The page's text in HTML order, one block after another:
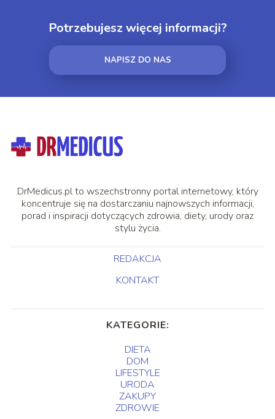
Potrzebujesz więcej informacji?
NAPISZ DO NAS
DrMedicus.pl to wszechstronny portal internetowy, który
koncentruje się na dostarczaniu najnowszych informacji,
porad i inspiracji dotyczących zdrowia, diety, urody oraz
stylu życia.
REDAKCJA
KONTAKT
KATEGORIE:
DIETA
DOM
LIFESTYLE
URODA
ZAKUPY
ZDROWIE